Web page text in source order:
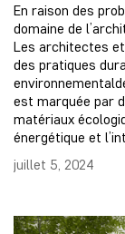
En raison des
domaine de
Les architectes
des pratiques
est marquée par
matériaux
énergétique et
juillet 5, 2024